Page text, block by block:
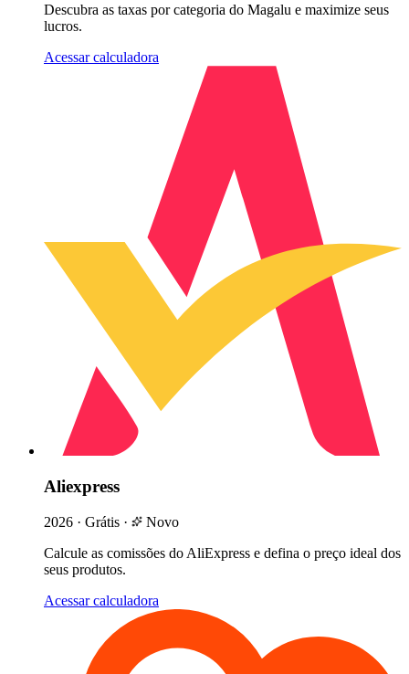
Descubra as taxas por categoria do Magalu e maximize seus
lucros.
Acessar calculadora
Aliexpress
2026 · Grátis ·
Novo
Calcule as comissões do AliExpress e defina o preço ideal dos
seus produtos.
Acessar calculadora